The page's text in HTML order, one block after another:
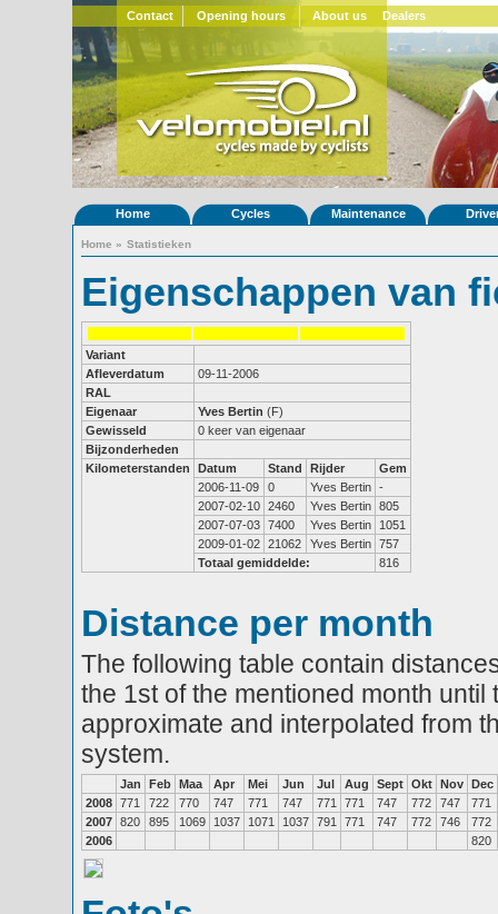
Contact Opening hours About us Dealers
Home Cycles Maintenance
Home » Statistieken
Eigenschappen van
Variant
Afleverdatum
09-11-2006
RAL
Eigenaar
Yves Bertin (F)
Gewisseld
0 keer van eigenaar
Bijzonderheden
Kilometerstanden
Datum Stand Rijder
Gem
2006-11-09
0 Yves Bertin -
2007-02-10 2460 Yves Bertin 805
2007-07-03 7400 Yves Bertin
1051
2009-01-02 21062 Yves Bertin 757
Totaal gemiddelde:
816
Distance per month
The following table contain
the 1st of the mentioned month
approximate and interpolated from
system.
Jan Feb Maa Apr Mei Jun Jul Aug Sept Okt Nov Dec
2008 771 722 770 747 771 747 771 771 747 772 747
771
2007 820 895 1069 1037 1071 1037 791 771 747 772 746
772
2006
820